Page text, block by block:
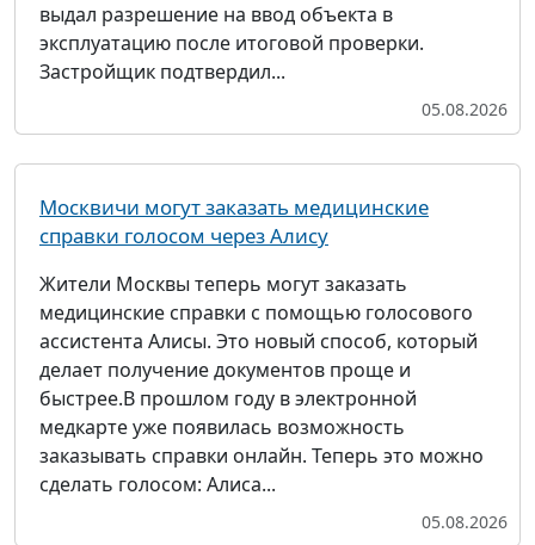
выдал разрешение на ввод объекта в
эксплуатацию после итоговой проверки.
Застройщик подтвердил...
05.08.2026
Москвичи могут заказать медицинские
справки голосом через Алису
Жители Москвы теперь могут заказать
медицинские справки с помощью голосового
ассистента Алисы. Это новый способ, который
делает получение документов проще и
быстрее.В прошлом году в электронной
медкарте уже появилась возможность
заказывать справки онлайн. Теперь это можно
сделать голосом: Алиса...
05.08.2026